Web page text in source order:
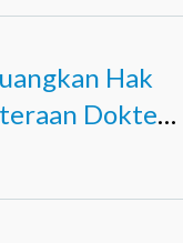
Hak
Dokter